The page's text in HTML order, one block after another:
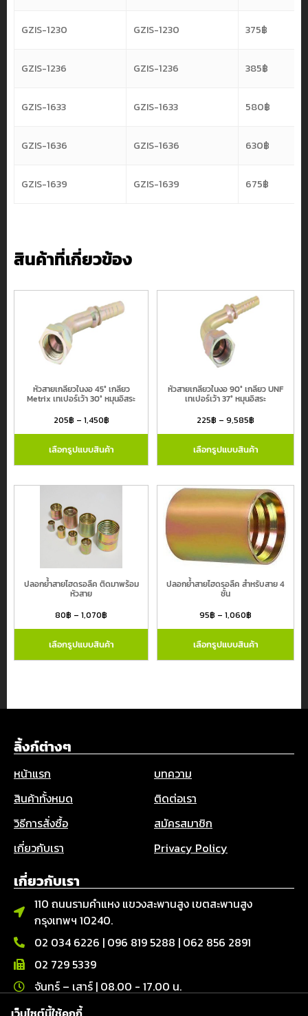
GZIS-1230 GZIS-1230 375฿
GZIS-1236 GZIS-1236 385฿
GZIS-1633 GZIS-1633 580฿
GZIS-1636 GZIS-1636 630฿
GZIS-1639 GZIS-1639 675฿
สินค้าที่เกี่ยวข้อง
หัวสายเกลียวในงอ 45° เกลียว
Metrix เทเปอร์เว้า 30° หมุนอิสระ
205฿ – 1,450฿
เลือกรูปแบบสินค้า
หัวสายเกลียวในงอ 90° เกลียว UNF
เทเปอร์เว้า 37° หมุนอิสระ
225฿ – 9,585฿
เลือกรูปแบบสินค้า
ปลอกย้ำสายไฮดรอลืค ติดมาพร้อม
หัวสาย
80฿ – 1,070฿
เลือกรูปแบบสินค้า
ปลอกย้ำสายไฮดรอลืค สำหรับสาย 4
ชั้น
95฿ – 1,060฿
เลือกรูปแบบสินค้า
ลิ้งก์ต่างๆ
หน้าแรก
บทความ
สินค้าทั้งหมด
ติดต่อเรา
วิธีการสั่งซื้อ
สมัครสมาชิก
เกี่ยวกับเรา
Privacy Policy
เกี่ยวกับเรา
110 ถนนรามคำแหง แขวงสะพานสูง เขตสะพานสูง
กรุงเทพฯ 10240.
02 034 6226 | 096 819 5288 | 062 856 2891
02 729 5339
จันทร์ – เสาร์ | 08.00 - 17.00 น.